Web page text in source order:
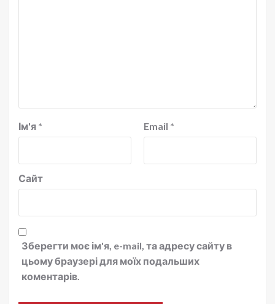
Ім'я * Email *
Сайт
Зберегти моє ім'я, e-mail, та адресу сайту в
цьому браузері для моїх подальших
коментарів.